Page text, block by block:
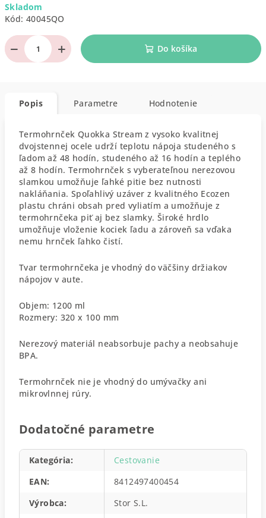
cena:
Skladom
Kód: 40045QO
+
− Do košíka
Popis Parametre Hodnotenie
Termohrnček Quokka Stream z vysoko kvalitnej
dvojstennej ocele udrží teplotu nápoja studeného s
ľadom až 48 hodín, studeného až 16 hodín a teplého
až 8 hodín. Termohrnček s vyberateľnou nerezovou
slamkou umožňuje ľahké pitie bez nutnosti
nakláňania. Spoľahlivý uzáver z kvalitného Ecozen
plastu chráni obsah pred vyliatím a umožňuje z
termohrnčeka piť aj bez slamky. Široké hrdlo
umožňuje vloženie kociek ľadu a zároveň sa vďaka
nemu hrnček ľahko čistí.
Tvar termohrnčeka je vhodný do väčšiny držiakov
nápojov v aute.
Objem: 1200 ml
Rozmery: 320 x 100 mm
Nerezový materiál neabsorbuje pachy a neobsahuje
BPA.
Termohrnček nie je vhodný do umývačky ani
mikrovlnnej rúry.
Dodatočné parametre
Kategória:
Cestovanie
EAN:
8412497400454
Výrobca:
Stor S.L.